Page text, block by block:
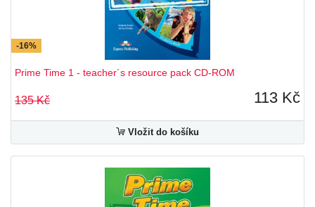
-16%
Prime Time 1 - teacher´s resource pack CD-ROM
135 Kč 113 Kč
Vložit do košíku